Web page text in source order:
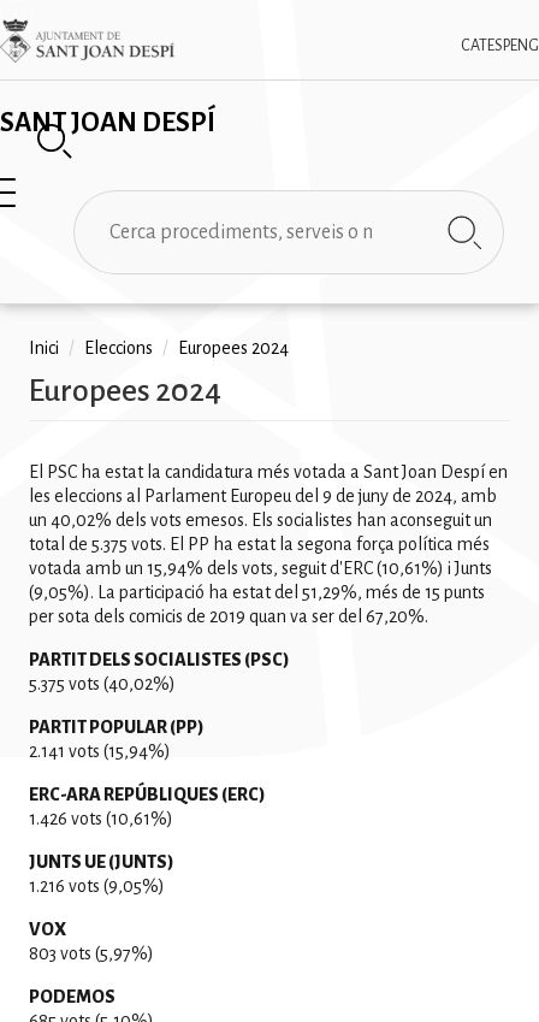
Vés
al
contingut
SANT JOAN DESPÍ
CAT ESPENG
Imatge
✕
Cerca
Fil
d'ariadna
Inici / Eleccions / Europees 2024
Europees 2024
El PSC ha estat la candidatura més votada a Sant Joan Despí en
les eleccions al Parlament Europeu del 9 de juny de 2024, amb
un 40,02% dels vots emesos. Els socialistes han aconseguit un
total de 5.375 vots. El PP ha estat la segona força política més
votada amb un 15,94% dels vots, seguit d'ERC (10,61%) i Junts
(9,05%). La participació ha estat del 51,29%, més de 15 punts
per sota dels comicis de 2019 quan va ser del 67,20%.
PARTIT DELS SOCIALISTES (PSC)
5.375 vots (40,02%)
PARTIT POPULAR (PP)
2.141 vots (15,94%)
ERC-ARA REPÚBLIQUES (ERC)
1.426 vots (10,61%)
JUNTS UE (JUNTS)
1.216 vots (9,05%)
VOX
803 vots (5,97%)
PODEMOS